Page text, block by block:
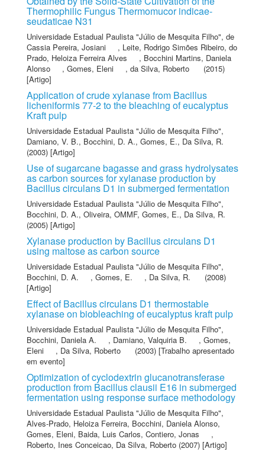
Thermophilic Fungus Thermomucor indicae-
seudaticae N31
Universidade Estadual Paulista "Júlio de Mesquita Filho", de
Cassia Pereira, Josiani
, Leite, Rodrigo Simões Ribeiro, do
Prado, Heloiza Ferreira Alves
, Bocchini Martins, Daniela
Alonso
, Gomes, Eleni , da Silva, Roberto
(2015)
[Artigo]
Application of crude xylanase from Bacillus
licheniformis 77-2 to the bleaching of eucalyptus
Kraft pulp
Universidade Estadual Paulista "Júlio de Mesquita Filho",
Damiano, V. B., Bocchini, D. A., Gomes, E., Da Silva, R.
(2003) [Artigo]
Use of sugarcane bagasse and grass hydrolysates
as carbon sources for xylanase production by
Bacillus circulans D1 in submerged fermentation
Universidade Estadual Paulista "Júlio de Mesquita Filho",
Bocchini, D. A., Oliveira, OMMF, Gomes, E., Da Silva, R.
(2005) [Artigo]
Xylanase production by Bacillus circulans D1
using maltose as carbon source
Universidade Estadual Paulista "Júlio de Mesquita Filho",
Bocchini, D. A.
, Gomes, E. , Da Silva, R.
(2008)
[Artigo]
Effect of Bacillus circulans D1 thermostable
xylanase on biobleaching of eucalyptus kraft pulp
Universidade Estadual Paulista "Júlio de Mesquita Filho",
Bocchini, Daniela A.
, Damiano, Valquiria B. , Gomes,
Eleni
, Da Silva, Roberto
(2003) [Trabalho apresentado
em evento]
Optimization of cyclodextrin glucanotransferase
production from Bacillus clausii E16 in submerged
fermentation using response surface methodology
Universidade Estadual Paulista "Júlio de Mesquita Filho",
Alves-Prado, Heloiza Ferreira, Bocchini, Daniela Alonso,
Gomes, Eleni, Baida, Luis Carlos, Contiero, Jonas
,
Roberto, Ines Conceicao, Da Silva, Roberto (2007) [Artigo]